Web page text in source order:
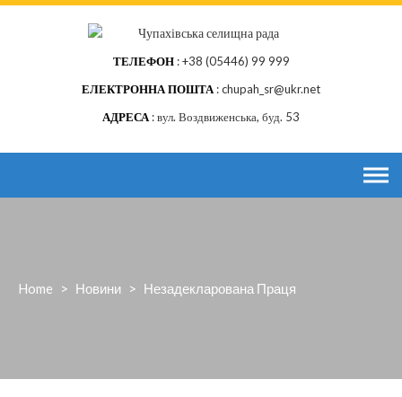
Skip
ТЕЛЕФОН +38 (05446) 99 999
ЕЛЕКТРОННА ПОШТА chupah_sr@ukr.net
АДРЕСА вул. Воздвиженська, буд. 53
Home > Новини > Незадекларована Праця